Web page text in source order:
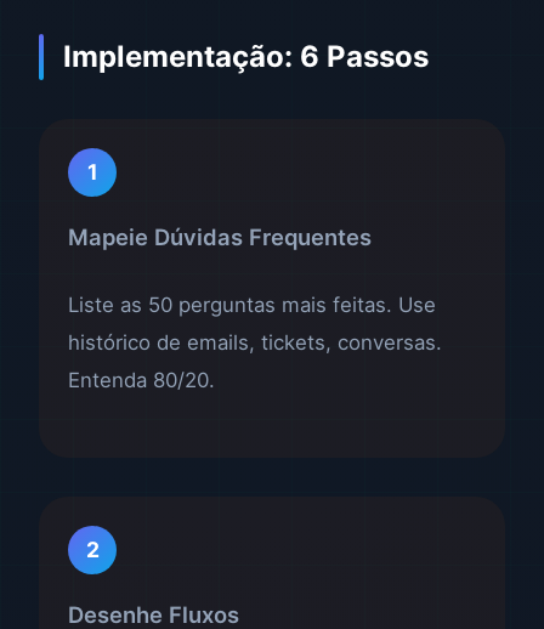
Implementação: 6 Passos
1
Mapeie Dúvidas Frequentes
Liste as 50 perguntas mais feitas. Use
histórico de emails, tickets, conversas.
Entenda 80/20.
2
Desenhe Fluxos